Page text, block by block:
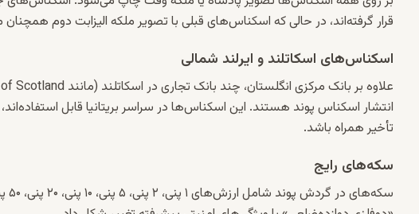
قرار گرفته‌اند، در حالی که اسکناس‌های قبلی با تصویر ملکه الیزابت دوم
اسکناس‌های اسکاتلند و ایرلند شمالی
انتشار اسکناس پوند هستند. این اسکناس‌ها در سراسر بریتانیا قابل
تأخیر همراه باشد.
سکه‌های رایج